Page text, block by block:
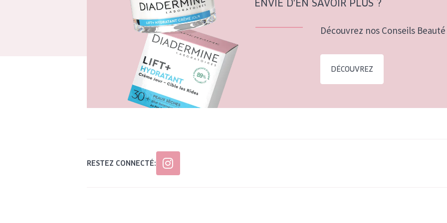
ENVIE D'EN SAVOIR PLUS ?
Découvrez nos Conseils
DÉCOUVREZ
RESTEZ CONNECTÉ: